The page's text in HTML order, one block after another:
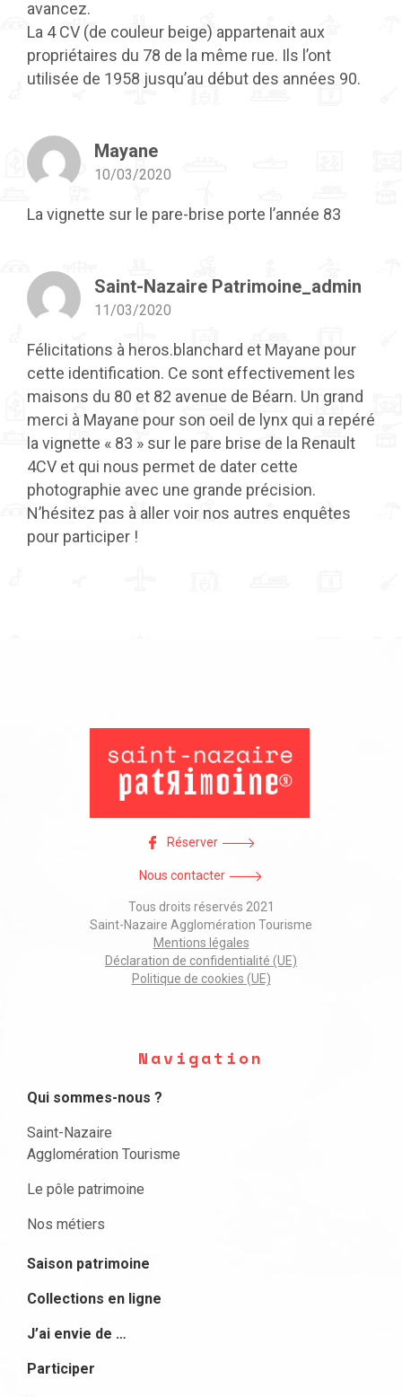
avancez.
La 4 CV (de couleur beige) appartenait aux
propriétaires du 78 de la même rue. Ils l’ont
utilisée de 1958 jusqu’au début des années 90.
Mayane
10/03/2020
La vignette sur le pare-brise porte l’année 83
Saint-Nazaire Patrimoine_admin
11/03/2020
Félicitations à heros.blanchard et Mayane pour
cette identification. Ce sont effectivement les
maisons du 80 et 82 avenue de Béarn. Un grand
merci à Mayane pour son oeil de lynx qui a repéré
la vignette « 83 » sur le pare brise de la Renault
4CV et qui nous permet de dater cette
photographie avec une grande précision.
N’hésitez pas à aller voir nos autres enquêtes
pour participer !
Réserver
Nous contacter
Tous droits réservés 2021
Saint-Nazaire Agglomération Tourisme
Mentions légales
Déclaration de confidentialité (UE)
Politique de cookies (UE)
Navigation
Qui sommes-nous ?
Saint-Nazaire
Agglomération Tourisme
Le pôle patrimoine
Nos métiers
Saison patrimoine
Collections en ligne
J’ai envie de …
Participer